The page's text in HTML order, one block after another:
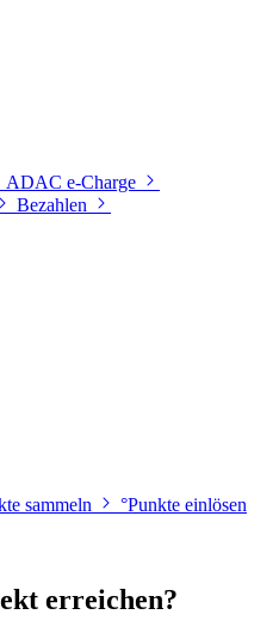
ADAC e-Charge
Bezahlen
sammeln
°Punkte einlösen
erreichen?